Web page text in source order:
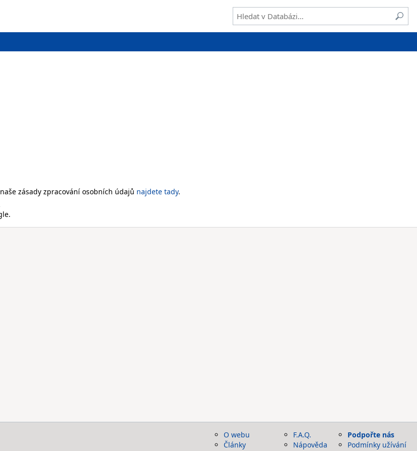
zásady zpracování osobních údajů najdete tady.
O webu
Články
F.A.Q.
Nápověda
Podpořte nás
Podmínky užívání